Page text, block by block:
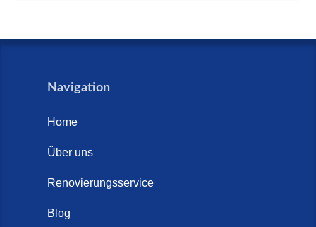
Navigation
Home
Über uns
Renovierungsservice
Blog